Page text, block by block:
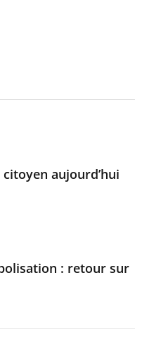
aujourd’hui
: retour sur